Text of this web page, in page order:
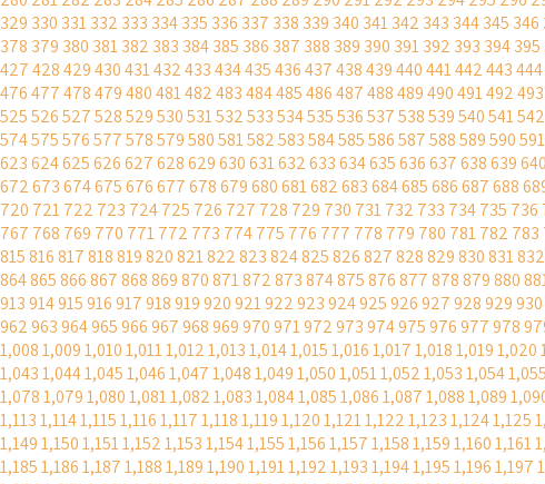
329 330 331332 333 334335 336 337 338 339 340 341342 343 344345 346
378 379 380 381382 383 384385 386 387 388 389 390 391392 393 394395
427428429430431432433434435436437438439440441442443444
476477478479480481482483484485486487488489490491492493
525526527528529530531532533534535536537538539540541542
574575576577578579580581582583584585586587588589590591
623624625626627628629630631632633634635636637638639640
672673674675676677678679680681682683684685686687688
720 721722 723 724725 726 727 728 729 730 731732 733 734735 736
767 768 769 770 771772 773 774775 776 777 778 779 780 781782 783
815816817818819820821822823824825826827828829830831832
864865866867868869870871872873874875876877878879880
913914915916917918919920921922923924925926927928929930
962963964965966967968969970971972973974975976977978
1,0081,0091,0101,0111,0121,0131,0141,0151,0161,0171,0181,0191,020
1,0431,0441,0451,0461,0471,0481,0491,0501,0511,0521,0531,0541,055
1,0781,0791,0801,0811,0821,0831,0841,0851,0861,0871,0881,089
1,1131,1141,1151,1161,1171,1181,1191,1201,1211,1221,1231,1241,125
1,1491,1501,1511,1521,1531,1541,1551,1561,1571,1581,1591,1601,161
1,1851,1861,1871,1881,1891,1901,1911,1921,1931,1941,1951,1961,197